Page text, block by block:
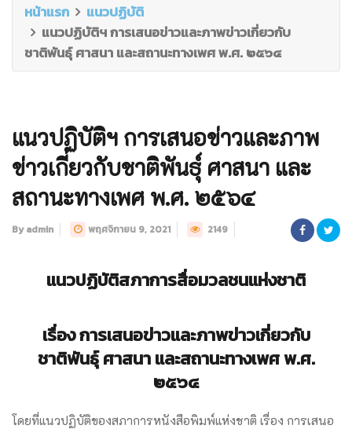
หน้าแรก
แนวปฏิบัติ
แนวปฏิบัติฯ การเสนอข่าวและภาพข่าวเกี่ยวกับ
ชาติพันธุ์ ศาสนา และสถานะทางเพศ พ.ศ. ๒๕๖๔
แนวปฏิบัติฯ การเสนอข่าวและภาพ
ข่าวเกี่ยวกับชาติพันธุ์ ศาสนา และ
สถานะทางเพศ พ.ศ. ๒๕๖๔
By admin พฤศจิกายน 9, 2021 2149
แนวปฏิบัติสภาการสื่อมวลชนแห่งชาติ
เรื่อง การเสนอข่าวและภาพข่าวเกี่ยวกับ
ชาติพันธุ์ ศาสนา และสถานะทางเพศ พ.ศ.
๒๕๖๔
โดยที่แนวปฏิบัติของสภาการหนังสือพิมพ์แห่งชาติ เรื่อง การเสนอ